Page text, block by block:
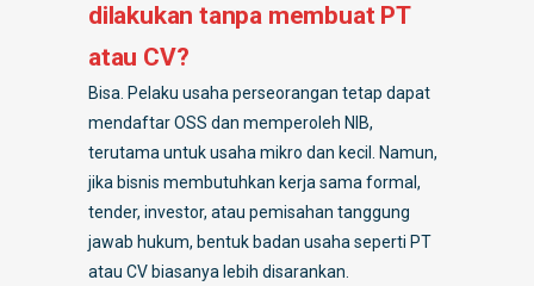
dilakukan tanpa membuat PT
atau CV?
Bisa. Pelaku usaha perseorangan tetap dapat
mendaftar OSS dan memperoleh NIB,
terutama untuk usaha mikro dan kecil. Namun,
jika bisnis membutuhkan kerja sama formal,
tender, investor, atau pemisahan tanggung
jawab hukum, bentuk badan usaha seperti PT
atau CV biasanya lebih disarankan.